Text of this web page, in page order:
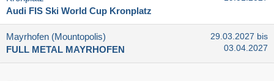
Audi FIS Ski World Cup Kronplatz
Mayrhofen (Mountopolis)
FULL METAL MAYRHOFEN
29.03.2027 bis
03.04.2027